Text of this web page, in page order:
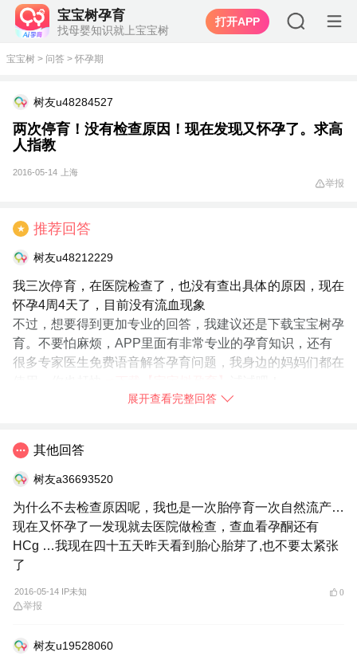
宝宝树孕育
找母婴知识就上宝宝树
打开APP
宝宝树 > 问答 > 怀孕期
树友u48284527
两次停育！没有检查原因！现在发现又怀孕了。求高
人指教
2016-05-14 上海
举报
★ 推荐回答
树友u48212229
我三次停育，在医院检查了，也没有查出具体的原因，现在
怀孕4周4天了，目前没有流血现象
不过，想要得到更加专业的回答，我建议还是下载宝宝树孕
育。不要怕麻烦，APP里面有非常专业的孕育知识，还有
很多专家医生免费语音解答孕育问题，我身边的妈妈们都在
展开查看完整回答
其他回答
树友a36693520
为什么不去检查原因呢，我也是一次胎停育一次自然流产…
现在又怀孕了一发现就去医院做检查，查血看孕酮还有
HCg …我现在四十五天昨天看到胎心胎芽了,也不要太紧张
了
2016-05-14 IP未知 0
举报
树友u19528060